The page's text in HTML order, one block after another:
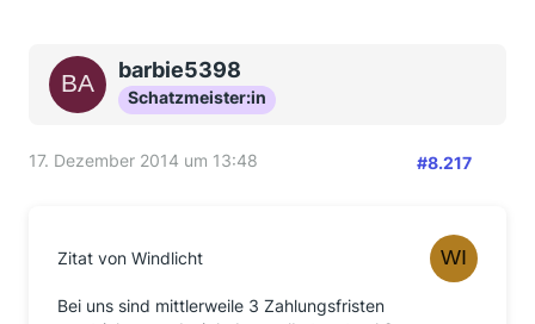
obwohl die Frist überschritten war. Ich warte nun
noch bis zum 20.12. zu und sollte dann die noch
ausstehende BG + Zinsen aus der bereits
Ombudsmannverfahren einleiten. Ich bin aber sehr
Das hätte es - wie ich finde - in allen anderen Fällen
der User ebenfalls und ich verstehe nicht, dass
manche, teils sogar, weil man den Banken noch mehr
barbie5398
Schatzmeister:in
17. Dezember 2014 um 13:48 #8.217
Zitat von Windlicht
Bei uns sind mittlerweile 3 Zahlungsfristen